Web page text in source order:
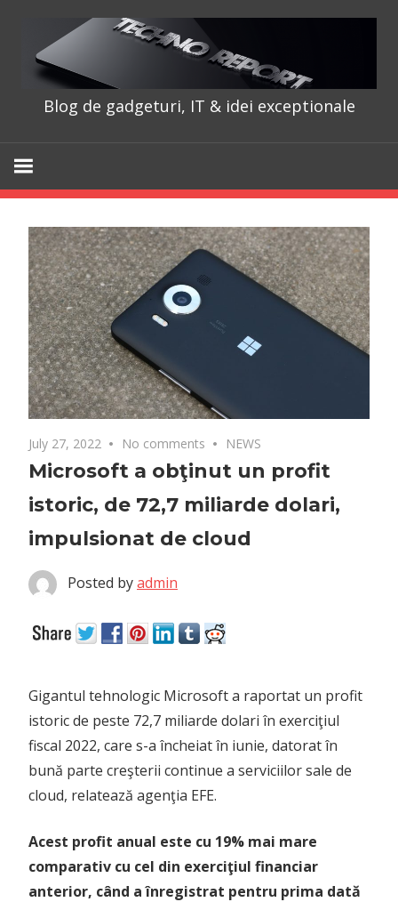
content
Blog de gadgeturi, IT & idei exceptionale
July 27, 2022 No comments NEWS
Microsoft a obţinut un profit
istoric, de 72,7 miliarde dolari,
impulsionat de cloud
Posted byadmin
Gigantul tehnologic Microsoft a raportat un profit
istoric de peste 72,7 miliarde dolari în exerciţiul
fiscal 2022, care s-a încheiat în iunie, datorat în
bună parte creşterii continue a serviciilor sale de
cloud, relatează agenţia EFE.
Acest profit anual este cu 19% mai mare
comparativ cu cel din exerciţiul financiar
anterior, când a înregistrat pentru prima dată